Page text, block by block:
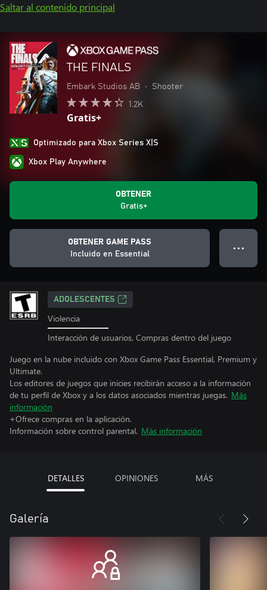
Saltar al contenido principal
THE FINALS
Embark Studios AB • Shooter
1.2K
Gratis+
Optimizado para Xbox Series X|S
Xbox Play Anywhere
OBTENER
Gratis+
OBTENER GAME PASS
Incluido en Essential
● ● ●
ADOLESCENTES
Violencia
Interacción de usuarios, Compras dentro del juego
Juego en la nube incluido con Xbox Game Pass Essential, Premium y
Ultimate.
Los editores de juegos que inicies recibirán acceso a la información
de tu perfil de Xbox y a los datos asociados mientras juegas. Más
información
+Ofrece compras en la aplicación.
Información sobre control parental. Más información
DETALLES OPINIONES MÁS
Galería